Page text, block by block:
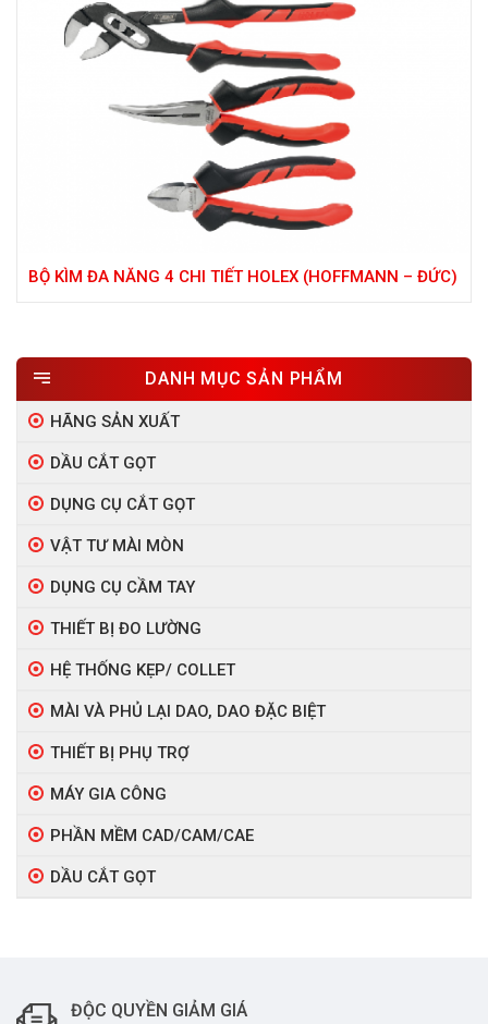
BỘ KÌM ĐA NĂNG 4 CHI TIẾT HOLEX (HOFFMANN – ĐỨC)
DANH MỤC SẢN PHẨM
HÃNG SẢN XUẤT
DẦU CẮT GỌT
DỤNG CỤ CẮT GỌT
VẬT TƯ MÀI MÒN
DỤNG CỤ CẦM TAY
THIẾT BỊ ĐO LƯỜNG
HỆ THỐNG KẸP/ COLLET
MÀI VÀ PHỦ LẠI DAO, DAO ĐẶC BIỆT
THIẾT BỊ PHỤ TRỢ
MÁY GIA CÔNG
PHẦN MỀM CAD/CAM/CAE
DẦU CẮT GỌT
ĐỘC QUYỀN GIẢM GIÁ